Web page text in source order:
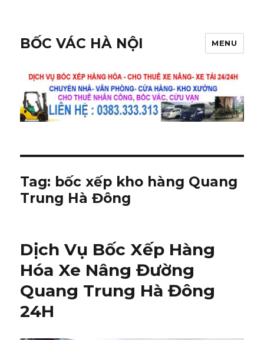
BỐC VÁC HÀ NỘI MENU
Tag: bốc xếp kho hàng Quang
Trung Hà Đông
Dịch Vụ Bốc Xếp Hàng
Hóa Xe Nâng Đường
Quang Trung Hà Đông
24H